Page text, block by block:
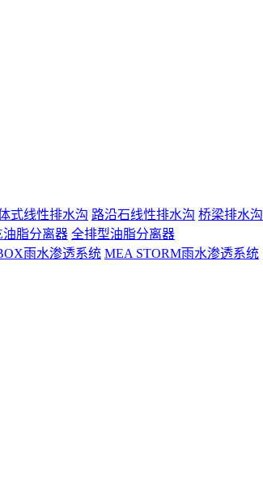
式线性排水沟 路沿石线性排水沟 桥梁排水沟
油脂分离器 全排型油脂分离器
雨水渗透系统 MEA STORM雨水渗透系统